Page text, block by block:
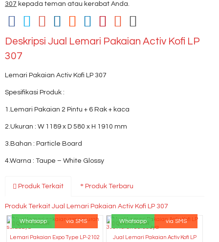
307 kepada teman atau kerabat Anda.
Deskripsi Jual Lemari Pakaian Activ Kofi LP
307
Lemari Pakaian Activ Kofi LP 307
Spesifikasi Produk :
1.Lemari Pakaian 2 Pintu + 6 Rak + kaca
2.Ukuran : W 1189 x D 580 x H 1910 mm
3.Bahan : Particle Board
4.Warna : Taupe – White Glossy
Produk Terkait Produk Terbaru
Produk Terkait Jual Lemari Pakaian Activ Kofi LP 307
QUICK ORDER
Whatsapp via SMS
Lemari Pakaian Expo Type LP-2102
QUICK ORDER
Whatsapp via SMS
Jual Lemari Pakaian Activ Kofi LP